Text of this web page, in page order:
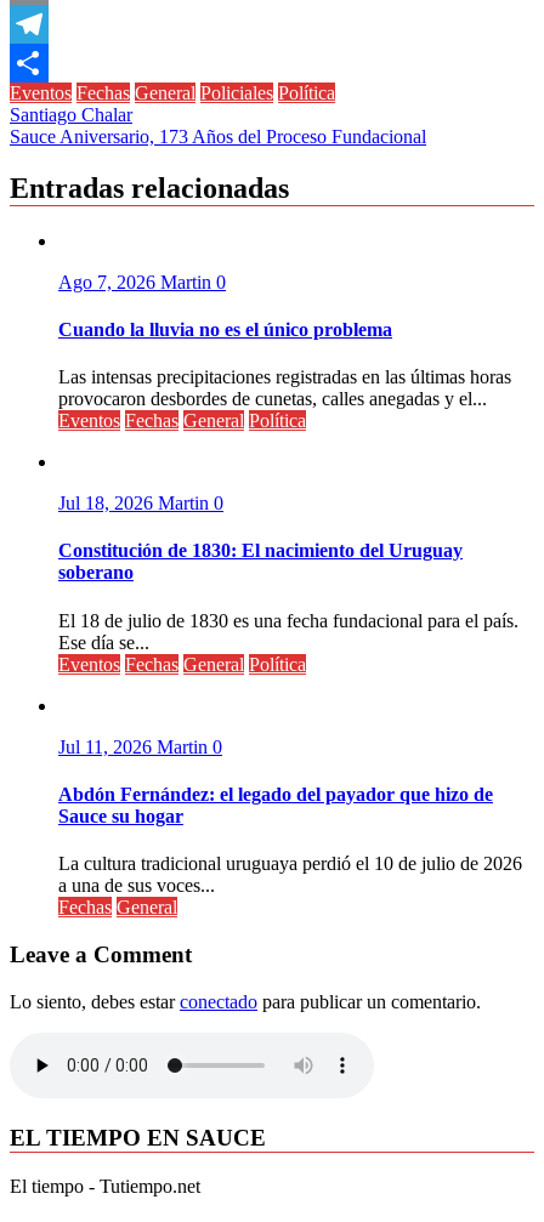
Copy
Link
Telegram
Compartir
Eventos Fechas General Policiales Política
Navegación
de
entradas
Santiago Chalar
Sauce Aniversario, 173 Años del Proceso Fundacional
Entradas relacionadas
Ago 7, 2026 Martin 0
Cuando la lluvia no es el único problema
Las intensas precipitaciones registradas en las últimas horas
provocaron desbordes de cunetas, calles anegadas y el...
Eventos Fechas General Política
Jul 18, 2026 Martin 0
Constitución de 1830: El nacimiento del Uruguay
soberano
El 18 de julio de 1830 es una fecha fundacional para el país.
Ese día se...
Eventos Fechas General Política
Jul 11, 2026 Martin 0
Abdón Fernández: el legado del payador que hizo de
Sauce su hogar
La cultura tradicional uruguaya perdió el 10 de julio de 2026
a una de sus voces...
Fechas General
Leave a Comment
Lo siento, debes estarconectado para publicar un comentario.
EL TIEMPO EN SAUCE
El tiempo - Tutiempo.net